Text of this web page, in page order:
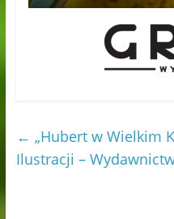
← „Hubert w Wielkim
Ilustracji –